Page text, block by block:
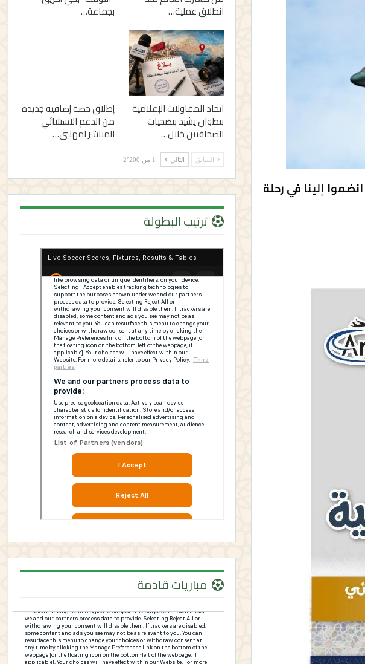
نعلن عن تنظيم برنامج خاص لعمرة العطلة المدرسية من 18 إلى 28 أكتوبر 2024. انضموا إلينا في رحلة
انطلاق عملية… بجماعة…
اتحاد المقاولات الإعلامية
بتطوان يشيد بتضحيات
الصحافيين خلال…
إطلاق حصة إضافية جديدة
من الدعم الاستثنائي
المباشر لمهنيي…
السابق التالي 1 من 2٬200
ترتيب البطولة
مباريات قادمة